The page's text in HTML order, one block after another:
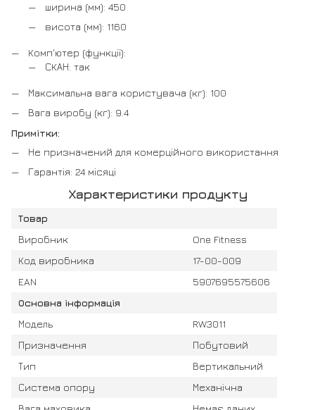
ширина (мм): 450
висота (мм): 1160
Комп'ютер (функції):
СКАН: так
Максимальна вага користувача (кг): 100
Вага виробу (кг): 9.4
Примітки:
Не призначений для комерційного використання
Гарантія: 24 місяці
Характеристики продукту
Товар
Виробник
One Fitness
Код виробника
17-00-009
EAN
5907695575606
Основна інформація
Модель
RW3011
Призначення
Побутовий
Тип
Вертикальний
Система опору
Механічна